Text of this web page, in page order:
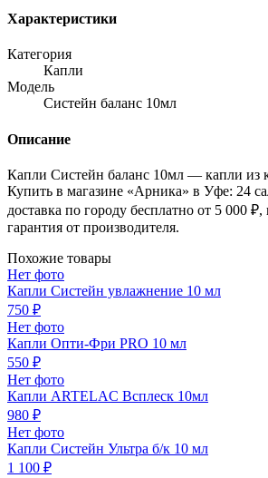
Характеристики
Категория
Капли
Модель
Систейн баланс 10мл
Описание
Капли Систейн баланс 10мл — капли из
Купить в магазине «Арника» в Уфе: 24
доставка по городу бесплатно от 5
гарантия от производителя.
Похожие товары
Нет фото
Капли Систейн увлажнение 10 мл
750 ₽
Нет фото
Капли Опти-Фри PRO 10 мл
550 ₽
Нет фото
Капли ARTELAC Всплеск 10мл
980 ₽
Нет фото
Капли Систейн Ультра б/к 10 мл
1 100 ₽